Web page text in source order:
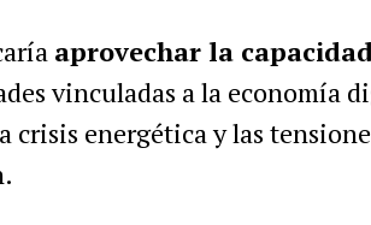
aprovechar la
vinculadas a la economía
crisis energética y las